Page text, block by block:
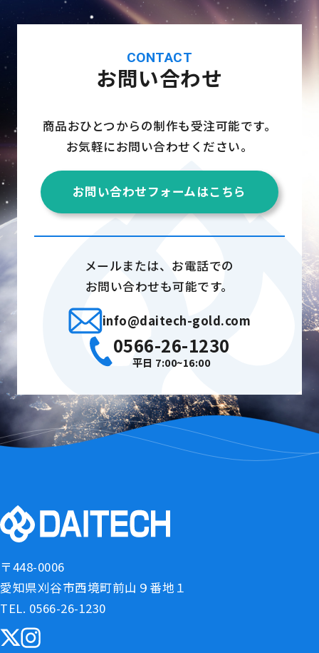
CONTACT
お問い合わせ
商品おひとつからの制作も受注可能です。
お気軽にお問い合わせください。
お問い合わせフォームはこちら
メールまたは、お電話での
お問い合わせも可能です。
info@daitech-gold.com
0566-26-1230
平日 7:00~16:00
〒448-0006
愛知県刈谷市西境町前山９番地１
TEL. 0566-26-1230